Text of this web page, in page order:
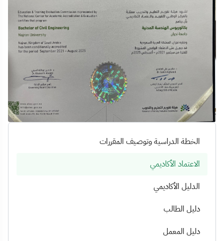
الخطة الدراسية وتوصيف المقررات
الاعتماد الأكاديمي
الدليل الأكاديمي
دليل الطالب
دليل المعمل